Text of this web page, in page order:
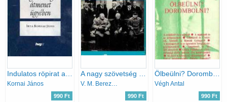
Indulatos röpirat a gazdasági átmenet ügyében
Kornai János
990 Ft
A nagy szövetség 1941-1943
V. M. Berezskov
990 Ft
Ölbeülni? Dorombolni?
Végh Antal
990 Ft